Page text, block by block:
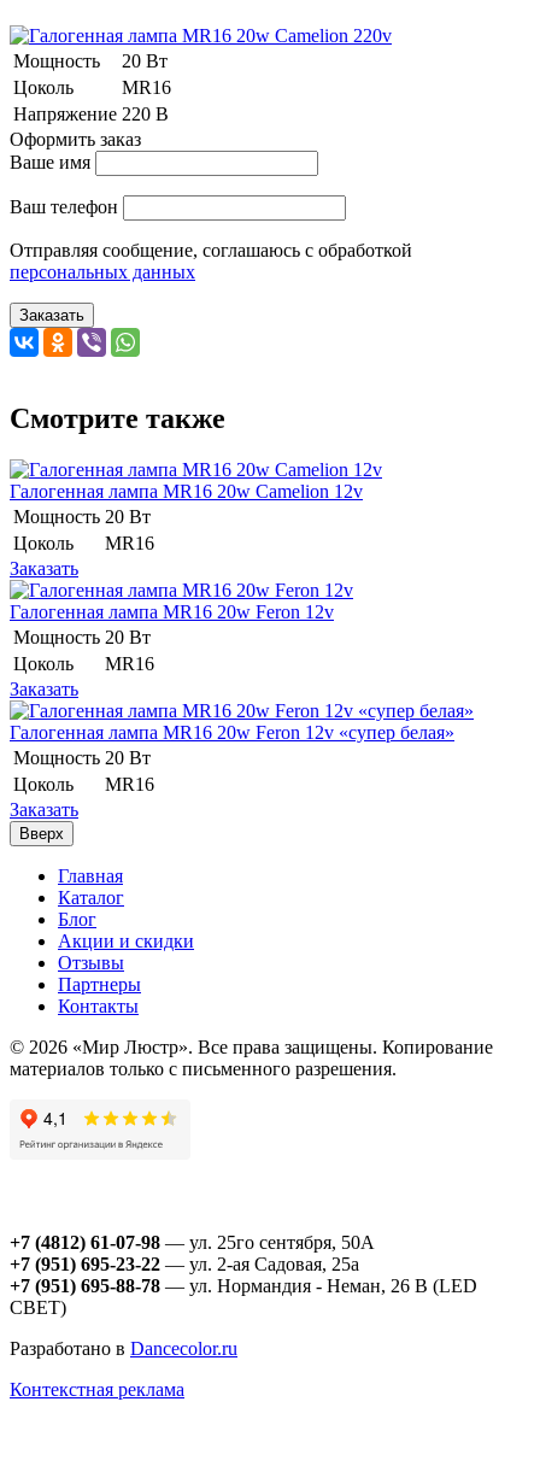
Мощность
20 Вт
Цоколь
MR16
Напряжение 220 В
Оформить заказ
Ваше имя
Ваш телефон
Отправляя сообщение, соглашаюсь с обработкой
персональных данных
Заказать
Смотрите также
Галогенная лампа MR16 20w Camelion 12v
Мощность 20 Вт
Цоколь
MR16
Заказать
Галогенная лампа MR16 20w Feron 12v
Мощность 20 Вт
Цоколь
MR16
Заказать
Галогенная лампа MR16 20w Feron 12v «супер белая»
Мощность 20 Вт
Цоколь
MR16
Заказать
Вверх
Главная
Каталог
Блог
Акции и скидки
Отзывы
Партнеры
Контакты
© 2026 «Мир Люстр». Все права защищены. Копирование
материалов только с письменного разрешения.
+7 (4812) 61-07-98 — ул. 25го сентября, 50А
+7 (951) 695-23-22 — ул. 2-ая Садовая, 25а
+7 (951) 695-88-78 — ул. Нормандия - Неман, 26 В (LED
СВЕТ)
Разработано в Dancecolor.ru
Контекстная реклама